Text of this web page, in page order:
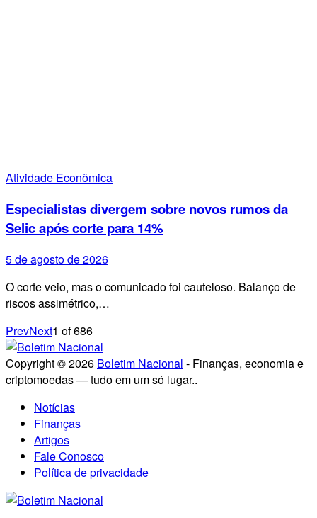
Atividade Econômica
Especialistas divergem sobre novos rumos da
Selic após corte para 14%
5 de agosto de 2026
O corte veio, mas o comunicado foi cauteloso. Balanço de
riscos assimétrico,…
PrevNext1 of686
Copyright © 2026 Boletim Nacional - Finanças, economia e
criptomoedas — tudo em um só lugar..
Notícias
Finanças
Artigos
Fale Conosco
Política de privacidade